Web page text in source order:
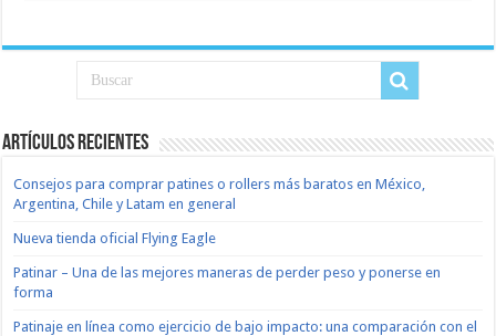
Artículos recientes
Consejos para comprar patines o rollers más baratos en México,
Argentina, Chile y Latam en general
Nueva tienda oficial Flying Eagle
Patinar – Una de las mejores maneras de perder peso y ponerse en
forma
Patinaje en línea como ejercicio de bajo impacto: una comparación con el